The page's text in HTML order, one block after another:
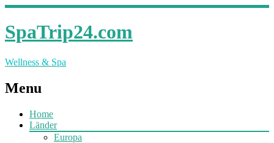
SpaTrip24.com
Wellness & Spa
Menu
Home
Länder
Europa